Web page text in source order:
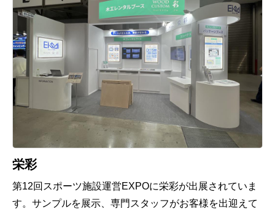
栄彩
第12回スポーツ施設運営EXPOに栄彩が出展されていま
す。サンプルを展示、専門スタッフがお客様を出迎えて